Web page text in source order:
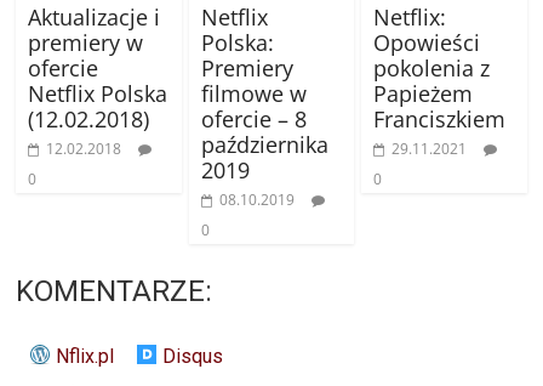
Aktualizacje i
premiery w
ofercie
Netflix Polska
(12.02.2018)
12.02.2018
0
Netflix
Polska:
Premiery
filmowe w
ofercie – 8
października
2019
08.10.2019
0
Netflix:
Opowieści
pokolenia z
Papieżem
Franciszkiem
29.11.2021
0
KOMENTARZE:
Nflix.pl Disqus